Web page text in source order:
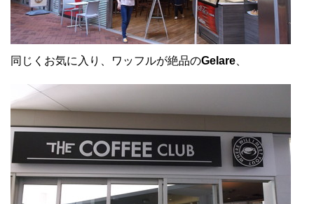
同じくお気に入り、ワッフルが絶品のGelare